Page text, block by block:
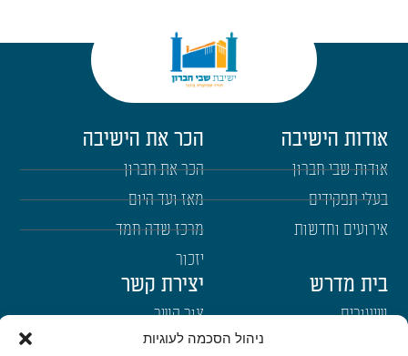
ניהול הסכמה לעוגיות
אודות הישיבה
אודות שבי חברון
בעלי תפקידים
אירועים וחדשות
הכר את הישיבה
הכר את חברון
מאז ועד היום
מרכז שדה חמד
יזכור
בית מדרש
שיעורים
יצירת קשר
צור קשר
הרשמה לשבו"ש